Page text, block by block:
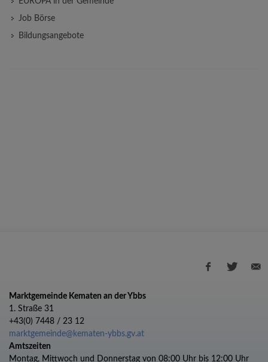
Job Börse
Bildungsangebote
Marktgemeinde Kematen an der Ybbs
1. Straße 31
+43(0) 7448 / 23 12
marktgemeinde@kematen-ybbs.gv.at
Amtszeiten
Montag, Mittwoch und Donnerstag von 08:00 Uhr bis 12:00 Uhr